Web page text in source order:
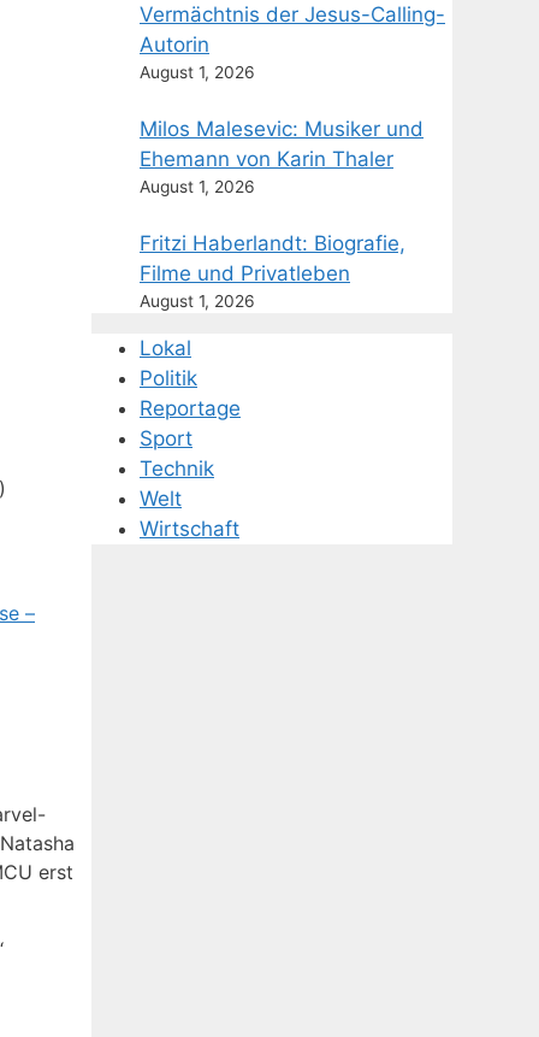
)
–
erst
Vermächtnis der Jesus-Calling-
Autorin
August 1, 2026
Milos Malesevic: Musiker und
Ehemann von Karin Thaler
August 1, 2026
Fritzi Haberlandt: Biografie,
Filme und Privatleben
August 1, 2026
Lokal
Politik
Reportage
Sport
Technik
Welt
Wirtschaft